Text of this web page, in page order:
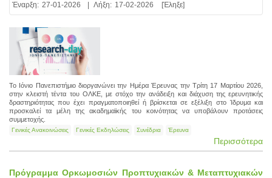
Έναρξη: 27-01-2026 Λήξη: 17-02-2026 [Έληξε]
Το Ιόνιο Πανεπιστήμιο διοργανώνει την Ημέρα Έρευνας την Τρίτη 17 Μαρτίου 2026,
στην κλειστή τέντα του ΟΛΚΕ, με στόχο την ανάδειξη και διάχυση της ερευνητικής
δραστηριότητας που έχει πραγματοποιηθεί ή βρίσκεται σε εξέλιξη στο Ίδρυμα και
προσκαλεί τα μέλη της ακαδημαϊκής του κοινότητας να υποβάλουν προτάσεις
συμμετοχής.
Γενικές Ανακοινώσεις Γενικές Εκδηλώσεις Συνέδρια Έρευνα
Περισσότερα
Πρόγραμμα Ορκωμοσιών Προπτυχιακών & Μεταπτυχιακών